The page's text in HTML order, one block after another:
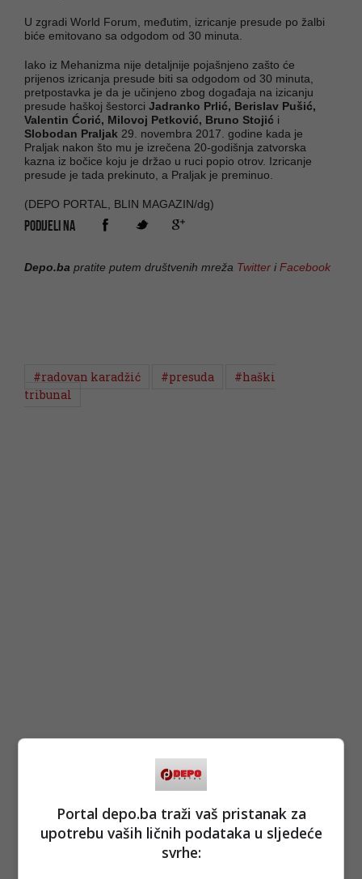
U zgradi World Forum, međutim, izricanje presude po žalbi
biće emitovano sa odgodom od 30 minuta.
Iako iz Mehanizma nije detaljnije pojašnjeno zašto će
prijenos izricanja presude biti sa odgodom od 30 minuta,
pretpostavka je da je učinjeno zbog događaja na izicanju
presude haškoj šestorci Jadranko Prlić, Berislav Pušić,
Valentin Ćorić, Milovoj Petković, Bruno Stojić i
Slobodan Praljak 29. novembra 2017. godine kada je
Praljak nakon što mu je izrečena 20-godišnja zatvorska
kazna iz bočice koju je držao u ruci popio otrov. Izricanje
presude je tada prekinuto, a Praljak je preminuo.
(DEPO PORTAL, BLIN MAGAZIN/dg)
PODIJELI NA
Depo.ba pratite putem društvenih mreža Twitter iFacebook
#radovan karadžić #presuda
#haški
tribunal
Portal depo.ba traži vaš pristanak za
upotrebu vaših ličnih podataka u sljedeće
svrhe: